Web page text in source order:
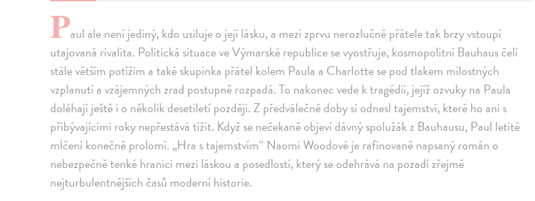
Paul ale není jediný, kdo usiluje o její lásku, a mezi zprvu nerozlučné přátele tak brzy vstoupí
utajovaná rivalita. Politická situace ve Výmarské republice se vyostřuje, kosmopolitní Bauhaus čelí
stále větším potížím a také skupinka přátel kolem Paula a Charlotte se pod tlakem milostných
vzplanutí a vzájemných zrad postupně rozpadá. To nakonec vede k tragédii, jejíž ozvuky na Paula
doléhají ještě i o několik desetiletí později. Z předválečné doby si odnesl tajemství, které ho ani s
přibývajícími roky nepřestává tížit. Když se nečekaně objeví dávný spolužák z Bauhausu, Paul letité
mlčení konečně prolomí. „Hra s tajemstvím“ Naomi Woodové je rafinovaně napsaný román o
nebezpečně tenké hranici mezi láskou a posedlostí, který se odehrává na pozadí zřejmě
nejturbulentnějších časů moderní historie.